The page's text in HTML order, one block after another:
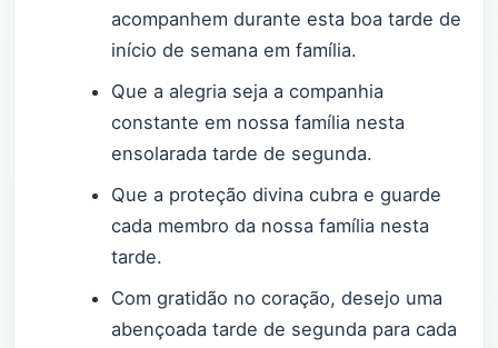
acompanhem durante esta boa tarde de
início de semana em família.
Que a alegria seja a companhia
constante em nossa família nesta
ensolarada tarde de segunda.
Que a proteção divina cubra e guarde
cada membro da nossa família nesta
tarde.
Com gratidão no coração, desejo uma
abençoada tarde de segunda para cada